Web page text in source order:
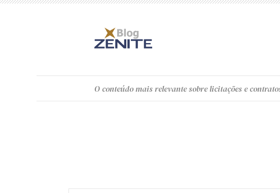
O conteúdomais relevante sobre licitações e